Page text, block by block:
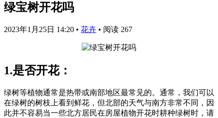
绿宝树开花吗
2023年1月25日 14:20 • 花卉 • 阅读 267
1.是否开花：
绿树等植物通常是热带或南部地区最常见的。通常，我们可以
在绿树的树枝上看到鲜花，但北部的天气与南方非常不同，因
此并不容易当一些北方居民在房屋植物开花时耕种绿树时，请